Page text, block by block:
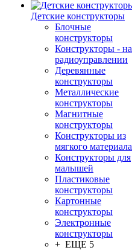
Детские конструкторы
Блочные
конструкторы
Конструкторы - на
радиоуправлении
Деревянные
конструкторы
Металлические
конструкторы
Магнитные
конструкторы
Конструкторы из
мягкого материала
Конструкторы для
малышей
Пластиковые
конструкторы
Картонные
конструкторы
Электронные
конструкторы
+ ЕЩЕ 5